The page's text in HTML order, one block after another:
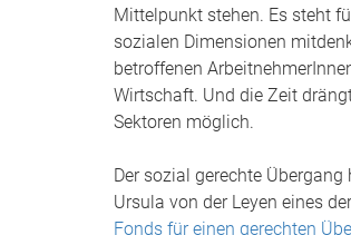
Mittelpunkt stehen. Es steht
sozialen Dimensionen
betroffenen
Wirtschaft. Und die Zeit
Sektoren möglich.
Der sozial gerechte
Ursula von der Leyen eines
Fonds für einen gerechten